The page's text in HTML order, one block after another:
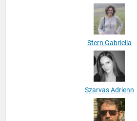
Stern Gabriella
Szarvas Adrienn